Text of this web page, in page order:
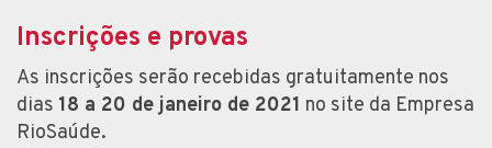
Inscrições e provas
As inscrições serão recebidas gratuitamente nos
dias 18 a 20 de janeiro de 2021 no site da Empresa
RioSaúde.